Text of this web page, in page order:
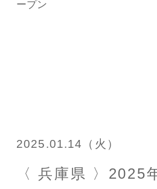
2025.01.14（火）
〈 兵庫県 〉2025